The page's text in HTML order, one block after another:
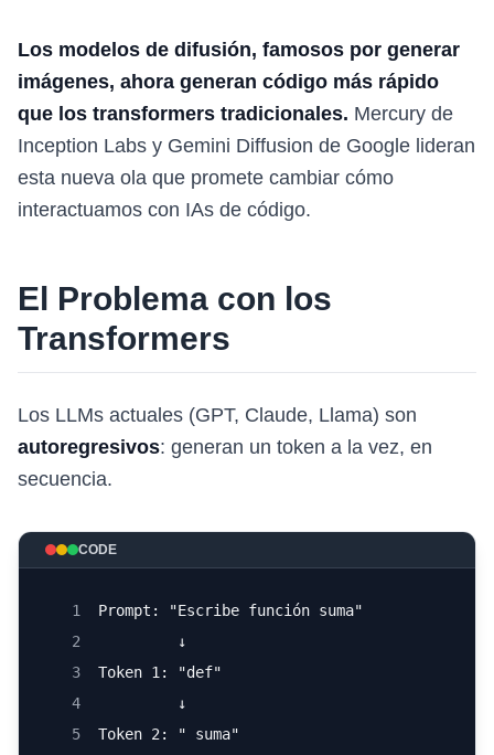
Los modelos de difusión, famosos por generar
imágenes, ahora generan código más rápido
que los transformers tradicionales. Mercury de
Inception Labs y Gemini Diffusion de Google lideran
esta nueva ola que promete cambiar cómo
interactuamos con IAs de código.
El Problema con los
Transformers
Los LLMs actuales (GPT, Claude, Llama) son
autoregresivos: generan un token a la vez, en
secuencia.
CODE
1
Prompt: "Escribe función suma"
2
         ↓
3
Token 1: "def"
4
         ↓
5
Token 2: " suma"